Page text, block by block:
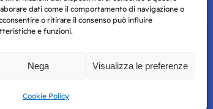
dati come il comportamento di navigazione o
o ritirare il consenso può influire
e funzioni.
Nega Visualizza le preferenze
Cookie Policy